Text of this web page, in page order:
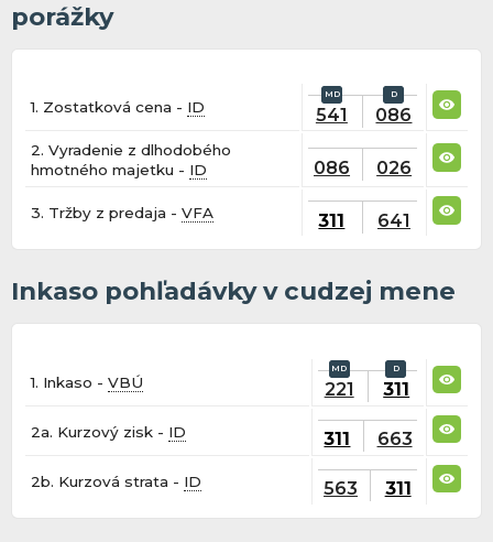
porážky
1. Zostatková cena - ID 541 086
2. Vyradenie z dlhodobého
hmotného majetku - ID 086 026
3. Tržby z predaja -VFA 311 641
Inkaso pohľadávky v cudzej mene
1. Inkaso -VBÚ 221 311
2a. Kurzový zisk - ID 311 663
2b. Kurzová strata - ID 563 311